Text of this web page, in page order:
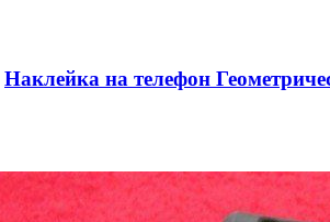
Наклейка на телефон